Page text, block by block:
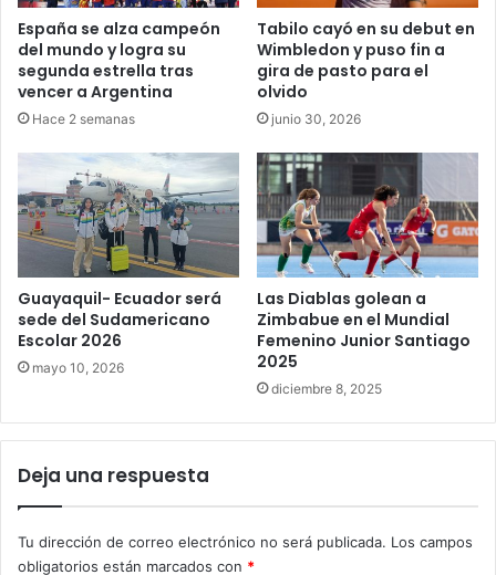
España se alza campeón
del mundo y logra su
segunda estrella tras
vencer a Argentina
Hace 2 semanas
Tabilo cayó en su debut en
Wimbledon y puso fin a
gira de pasto para el
olvido
junio 30, 2026
Guayaquil- Ecuador será
sede del Sudamericano
Escolar 2026
mayo 10, 2026
Las Diablas golean a
Zimbabue en el Mundial
Femenino Junior Santiago
2025
diciembre 8, 2025
Deja una respuesta
Tu dirección de correo electrónico no será publicada. Los campos
obligatorios están marcados con *